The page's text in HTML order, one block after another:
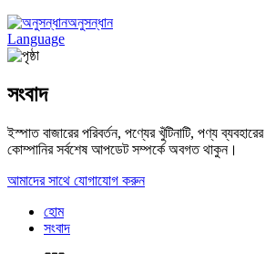
অনুসন্ধান
Language
সংবাদ
ইস্পাত বাজারের পরিবর্তন, পণ্যের খুঁটিনাটি, পণ্য
কোম্পানির সর্বশেষ আপডেট সম্পর্কে অবগত থাকুন।
আমাদের সাথে যোগাযোগ করুন
হোম
সংবাদ